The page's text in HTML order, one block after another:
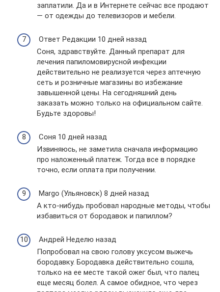
заплатили. Да и в Интернете сейчас все продают
— от одежды до телевизоров и мебели.
Ответ Редакции 10 дней назад
Соня, здравствуйте. Данный препарат для
лечения папиломовирусной инфекции
действительно не реализуется через аптечную
сеть и розничные магазины во избежание
завышенной цены. На сегодняшний день
заказать можно только на официальном сайте.
Будьте здоровы!
Соня 10 дней назад
Извиняюсь, не заметила сначала информацию
про наложенный платеж. Тогда все в порядке
точно, если оплата при получении.
Margo (Ульяновск) 8 дней назад
А кто-нибудь пробовал народные методы, чтобы
избавиться от бородавок и папиллом?
Андрей Неделю назад
Попробовал на свою голову уксусом выжечь
бородавку. Бородавка действительно сошла,
только на ее месте такой ожег был, что палец
еще месяц болел. А самое обидное, что через